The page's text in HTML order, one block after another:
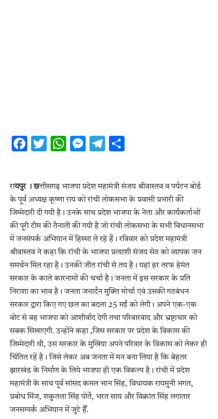
Facebook
Twitter
WhatsApp
Messenger
Telegram
रायपुर । छत्तीसगढ़ भाजपा प्रदेश महामंत्री संजय श्रीवास्तव व पर्यटन बोर्ड
के पूर्व अध्यक्ष कृष्णा राय को रांची लोकसभा के प्रवासी प्रभारी की
जिम्मेदारी दी गयी है। उनके साथ प्रदेश भाजपा के नेता और कार्यकर्ताओं
की पूरी टीम की तैनाती की गयी है जो रांची लोकसभा के सभी विधानसभा
में जनसंपर्क अभियान में हिस्सा ले रहे हैं। रविवार को प्रदेश महामंत्री
श्रीवास्तव ने कहा कि रांची के भाजपा प्रत्याशी संजय सेठ को व्यापक जन
समर्थन मिल रहा है। उनकी जीत रांची से तय है। यहां हर तरफ हेमंत
सरकार के काले कारनामों की चर्चा है। जनता में इस सरकार के प्रति
निराशा का भाव है। जनता जनार्दन मुक्ति मोर्चा एवं उसकी गठबंधन
सरकार द्वारा किए गए छल का बदला 25 मई को लेगी। अपने एक-एक
वोट से वह भाजपा को आशीर्वाद देगी तथा परिवारवाद और भ्रष्टाचार को
सबक सिखाएगी. उन्होंने कहा ,जिस सरकार पर प्रदेश के विकास की
जिम्मेदारी थी, उस सरकार के मुखिया अपने परिवार के विकास को लेकर ही
चिंतित रहें है। जिसे लेकर अब जनता में मन बना लिया है कि बेहतर
झारखंड के निर्माण के लिये भाजपा ही एक विकल्प है। रांची में प्रदेश
महामंत्री के साथ पूर्व सांसद कमल भान सिंह, विधायक रायमुनी भगत,
प्रबोध मिंज, शकुतला सिंह पोर्ते, भरत साय और विक्रांत सिंह लगातार
जनसम्पर्क अभियान में जुटे हैँ.